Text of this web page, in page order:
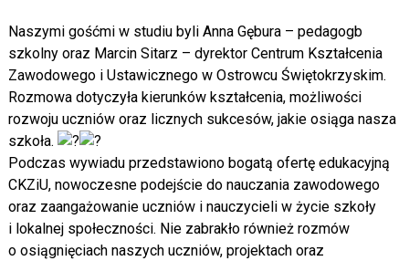
Naszymi gośćmi w studiu byli Anna Gębura – pedagogb
szkolny oraz Marcin Sitarz – dyrektor Centrum Kształcenia
Zawodowego i Ustawicznego w Ostrowcu Świętokrzyskim.
Rozmowa dotyczyła kierunków kształcenia, możliwości
rozwoju uczniów oraz licznych sukcesów, jakie osiąga nasza
szkoła.
Podczas wywiadu przedstawiono bogatą ofertę edukacyjną
CKZiU, nowoczesne podejście do nauczania zawodowego
oraz zaangażowanie uczniów i nauczycieli w życie szkoły
i lokalnej społeczności. Nie zabrakło również rozmów
o osiągnięciach naszych uczniów, projektach oraz